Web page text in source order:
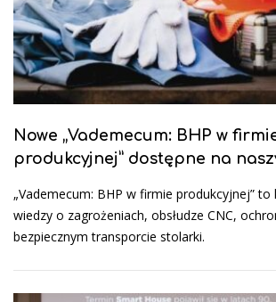
Nowe „Vademecum: BHP w
produkcyjnej” dostępne na
„Vademecum: BHP w firmie produkcyjnej”
wiedzy o zagrożeniach, obsłudze CNC,
bezpiecznym transporcie stolarki.